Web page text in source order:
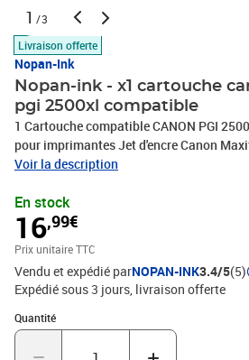
1 /3
Livraison offerte
Nopan-Ink
Nopan-ink - x1 cartouche
pgi 2500xl compatible
1 Cartouche compatible CANON PGI
pour imprimantes Jet d'encre Canon
5050, MB 5100 Series, MB 5150, MB 5300
Voir la description
En stock
16,99€
Prix unitaire TTC
Vendu et expédié parNOPAN-INK3.4/5(5)
Expédié sous 3 jours livraison offerte
Quantité
Quantité : 1